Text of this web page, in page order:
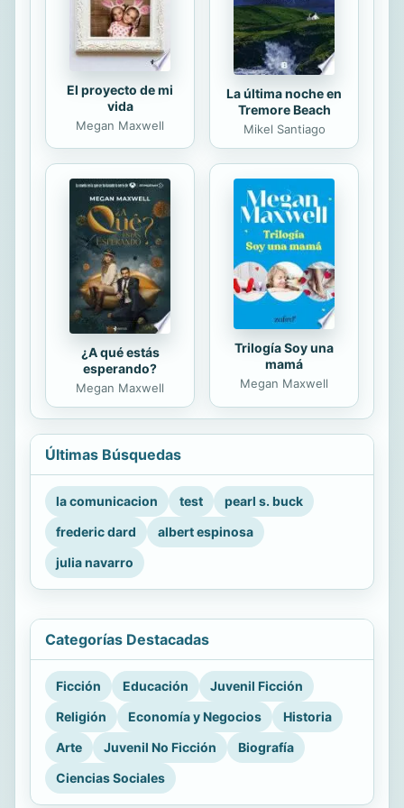
conceptual de...
El proyecto de mi
vida
Megan Maxwell
La última noche en
Tremore Beach
Mikel Santiago
¿A qué estás
esperando?
Megan Maxwell
Trilogía Soy una
mamá
Megan Maxwell
Últimas Búsquedas
la comunicacion test
pearl s. buck
frederic dard
albert espinosa
julia navarro
Categorías Destacadas
Ficción Educación
Juvenil Ficción
Religión
Economía y Negocios
Historia
Arte
Juvenil No Ficción
Biografía
Ciencias Sociales